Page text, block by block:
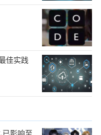
佳实践
影响至